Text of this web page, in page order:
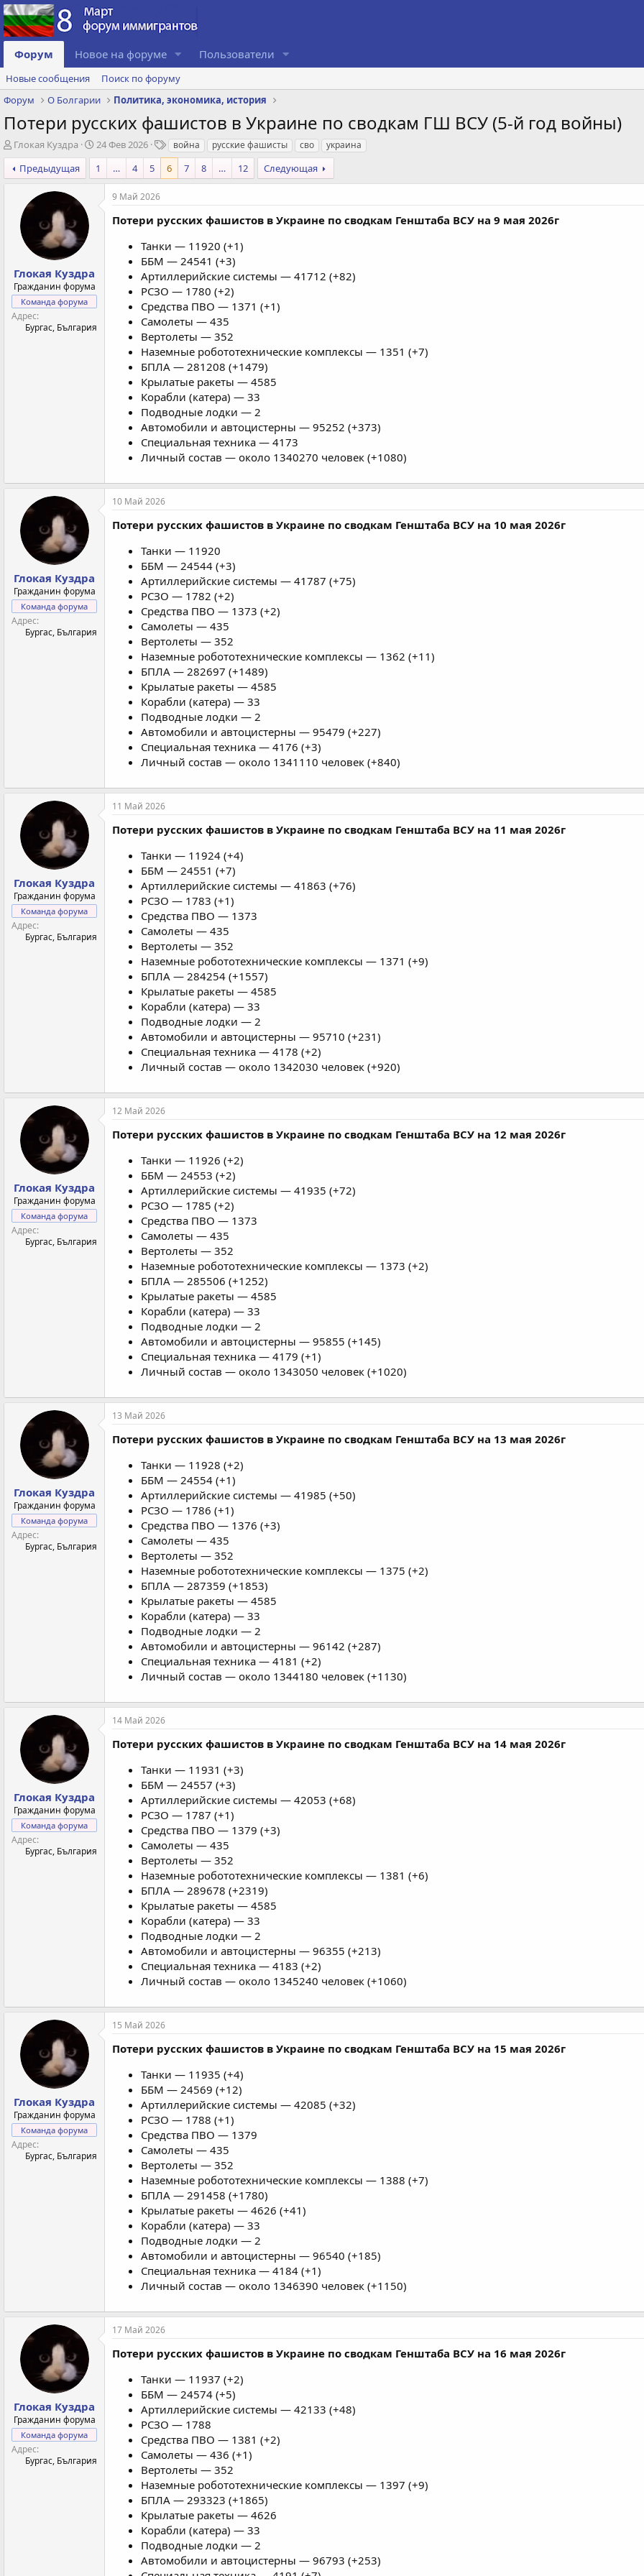
Форум Новое на форуме Пользователи
Новые сообщения
Поиск по форуму
Форум
О Болгарии Политика, экономика, история
Потери русских фашистов в Украине по сводкам ГШ ВСУ (5-й год войны)
А
в
т
о
Глокая Куздра
Д
а
т
а
24 Фев 2026
Т
е
г
и
война русские фашисты сво украина
Предыдущая 1 … 4 5 6 7 8 … 12 Следующая
Глокая Куздра
Гражданин форума
Команда форума
Адрес
Бургас, България
9 Май 2026
Потери русских фашистов в Украине по сводкам Генштаба ВСУ на 9 мая 2026г
Танки — 11920 (+1)
ББМ — 24541 (+3)
Артиллерийские системы — 41712 (+82)
РСЗО — 1780 (+2)
Средства ПВО — 1371 (+1)
Самолеты — 435
Вертолеты — 352
Наземные робототехнические комплексы — 1351 (+7)
БПЛА — 281208 (+1479)
Крылатые ракеты — 4585
Корабли (катера) — 33
Подводные лодки — 2
Автомобили и автоцистерны — 95252 (+373)
Специальная техника — 4173
Личный состав — около 1340270 человек (+1080)
Глокая Куздра
Гражданин форума
Команда форума
Адрес
Бургас, България
10 Май 2026
Потери русских фашистов в Украине по сводкам Генштаба ВСУ на 10 мая 2026г
Танки — 11920
ББМ — 24544 (+3)
Артиллерийские системы — 41787 (+75)
РСЗО — 1782 (+2)
Средства ПВО — 1373 (+2)
Самолеты — 435
Вертолеты — 352
Наземные робототехнические комплексы — 1362 (+11)
БПЛА — 282697 (+1489)
Крылатые ракеты — 4585
Корабли (катера) — 33
Подводные лодки — 2
Автомобили и автоцистерны — 95479 (+227)
Специальная техника — 4176 (+3)
Личный состав — около 1341110 человек (+840)
Глокая Куздра
Гражданин форума
Команда форума
Адрес
Бургас, България
11 Май 2026
Потери русских фашистов в Украине по сводкам Генштаба ВСУ на 11 мая 2026г
Танки — 11924 (+4)
ББМ — 24551 (+7)
Артиллерийские системы — 41863 (+76)
РСЗО — 1783 (+1)
Средства ПВО — 1373
Самолеты — 435
Вертолеты — 352
Наземные робототехнические комплексы — 1371 (+9)
БПЛА — 284254 (+1557)
Крылатые ракеты — 4585
Корабли (катера) — 33
Подводные лодки — 2
Автомобили и автоцистерны — 95710 (+231)
Специальная техника — 4178 (+2)
Личный состав — около 1342030 человек (+920)
Глокая Куздра
Гражданин форума
Команда форума
Адрес
Бургас, България
12 Май 2026
Потери русских фашистов в Украине по сводкам Генштаба ВСУ на 12 мая 2026г
Танки — 11926 (+2)
ББМ — 24553 (+2)
Артиллерийские системы — 41935 (+72)
РСЗО — 1785 (+2)
Средства ПВО — 1373
Самолеты — 435
Вертолеты — 352
Наземные робототехнические комплексы — 1373 (+2)
БПЛА — 285506 (+1252)
Крылатые ракеты — 4585
Корабли (катера) — 33
Подводные лодки — 2
Автомобили и автоцистерны — 95855 (+145)
Специальная техника — 4179 (+1)
Личный состав — около 1343050 человек (+1020)
Глокая Куздра
Гражданин форума
Команда форума
Адрес
Бургас, България
13 Май 2026
Потери русских фашистов в Украине по сводкам Генштаба ВСУ на 13 мая 2026г
Танки — 11928 (+2)
ББМ — 24554 (+1)
Артиллерийские системы — 41985 (+50)
РСЗО — 1786 (+1)
Средства ПВО — 1376 (+3)
Самолеты — 435
Вертолеты — 352
Наземные робототехнические комплексы — 1375 (+2)
БПЛА — 287359 (+1853)
Крылатые ракеты — 4585
Корабли (катера) — 33
Подводные лодки — 2
Автомобили и автоцистерны — 96142 (+287)
Специальная техника — 4181 (+2)
Личный состав — около 1344180 человек (+1130)
Глокая Куздра
Гражданин форума
Команда форума
Адрес
Бургас, България
14 Май 2026
Потери русских фашистов в Украине по сводкам Генштаба ВСУ на 14 мая 2026г
Танки — 11931 (+3)
ББМ — 24557 (+3)
Артиллерийские системы — 42053 (+68)
РСЗО — 1787 (+1)
Средства ПВО — 1379 (+3)
Самолеты — 435
Вертолеты — 352
Наземные робототехнические комплексы — 1381 (+6)
БПЛА — 289678 (+2319)
Крылатые ракеты — 4585
Корабли (катера) — 33
Подводные лодки — 2
Автомобили и автоцистерны — 96355 (+213)
Специальная техника — 4183 (+2)
Личный состав — около 1345240 человек (+1060)
Глокая Куздра
Гражданин форума
Команда форума
Адрес
Бургас, България
15 Май 2026
Потери русских фашистов в Украине по сводкам Генштаба ВСУ на 15 мая 2026г
Танки — 11935 (+4)
ББМ — 24569 (+12)
Артиллерийские системы — 42085 (+32)
РСЗО — 1788 (+1)
Средства ПВО — 1379
Самолеты — 435
Вертолеты — 352
Наземные робототехнические комплексы — 1388 (+7)
БПЛА — 291458 (+1780)
Крылатые ракеты — 4626 (+41)
Корабли (катера) — 33
Подводные лодки — 2
Автомобили и автоцистерны — 96540 (+185)
Специальная техника — 4184 (+1)
Личный состав — около 1346390 человек (+1150)
Глокая Куздра
Гражданин форума
Команда форума
Адрес
Бургас, България
17 Май 2026
Потери русских фашистов в Украине по сводкам Генштаба ВСУ на 16 мая 2026г
Танки — 11937 (+2)
ББМ — 24574 (+5)
Артиллерийские системы — 42133 (+48)
РСЗО — 1788
Средства ПВО — 1381 (+2)
Самолеты — 436 (+1)
Вертолеты — 352
Наземные робототехнические комплексы — 1397 (+9)
БПЛА — 293323 (+1865)
Крылатые ракеты — 4626
Корабли (катера) — 33
Подводные лодки — 2
Автомобили и автоцистерны — 96793 (+253)